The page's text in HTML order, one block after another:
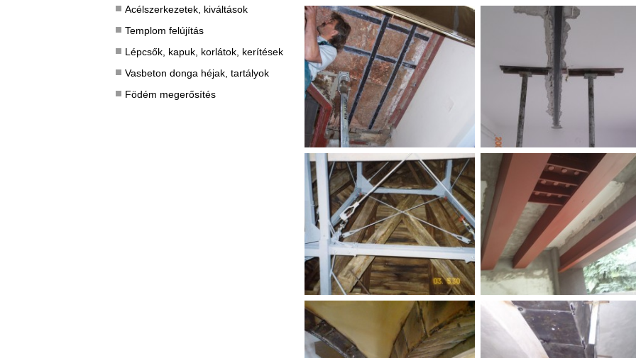
Acélszerkezetek, kiváltások
Templom felújítás
Lépcsők, kapuk, korlátok, kerítések
Vasbeton donga héjak, tartályok
Födém megerősítés